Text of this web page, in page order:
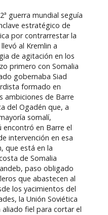
guerra mundial seguía
estratégico de
por contrarrestar la
al Kremlin a
de agitación en los
primero con Somalia
gobernaba Siad
formado en
ambiciones de Barre
del Ogadén que, a
somalí,
encontró en Barre el
intervención en esa
que está en la
de Somalia
paso obligado
que abastecen al
los yacimientos del
la Unión Soviética
fiel para cortar el